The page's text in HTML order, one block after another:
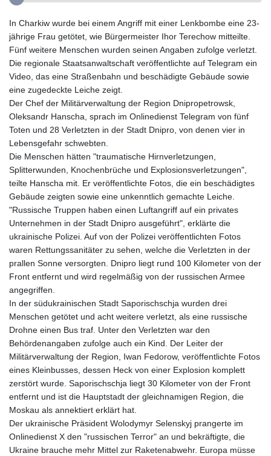
In Charkiw wurde bei einem Angriff mit einer Lenkbombe eine 23-
jährige Frau getötet, wie Bürgermeister Ihor Terechow mitteilte.
Fünf weitere Menschen wurden seinen Angaben zufolge verletzt.
Die regionale Staatsanwaltschaft veröffentlichte auf Telegram ein
Video, das eine Straßenbahn und beschädigte Gebäude sowie
eine zugedeckte Leiche zeigt.
Der Chef der Militärverwaltung der Region Dnipropetrowsk,
Oleksandr Hanscha, sprach im Onlinedienst Telegram von fünf
Toten und 28 Verletzten in der Stadt Dnipro, von denen vier in
Lebensgefahr schwebten.
Die Menschen hätten "traumatische Hirnverletzungen,
Splitterwunden, Knochenbrüche und Explosionsverletzungen",
teilte Hanscha mit. Er veröffentlichte Fotos, die ein beschädigtes
Gebäude zeigten sowie eine unkenntlich gemachte Leiche.
"Russische Truppen haben einen Luftangriff auf ein privates
Unternehmen in der Stadt Dnipro ausgeführt", erklärte die
ukrainische Polizei. Auf von der Polizei veröffentlichten Fotos
waren Rettungssanitäter zu sehen, welche die Verletzten in der
prallen Sonne versorgten. Dnipro liegt rund 100 Kilometer von der
Front entfernt und wird regelmäßig von der russischen Armee
angegriffen.
In der südukrainischen Stadt Saporischschja wurden drei
Menschen getötet und acht weitere verletzt, als eine russische
Drohne einen Bus traf. Unter den Verletzten war den
Behördenangaben zufolge auch ein Kind. Der Leiter der
Militärverwaltung der Region, Iwan Fedorow, veröffentlichte Fotos
eines Kleinbusses, dessen Heck von einer Explosion komplett
zerstört wurde. Saporischschja liegt 30 Kilometer von der Front
entfernt und ist die Hauptstadt der gleichnamigen Region, die
Moskau als annektiert erklärt hat.
Der ukrainische Präsident Wolodymyr Selenskyj prangerte im
Onlinedienst X den "russischen Terror" an und bekräftigte, die
Ukraine brauche mehr Mittel zur Raketenabwehr. Europa müsse